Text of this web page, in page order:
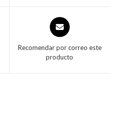
Recomendar por correo este
producto